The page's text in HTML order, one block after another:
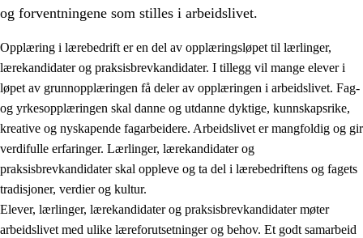
3. Prinsipper for skolens praksis
og forventningene som stilles i arbeidslivet.
Opplæring i lærebedrift er en del av opplæringsløpet til lærlinger,
lærekandidater og praksisbrevkandidater. I tillegg vil mange elever i
løpet av grunnopplæringen få deler av opplæringen i arbeidslivet. Fag-
og yrkesopplæringen skal danne og utdanne dyktige, kunnskapsrike,
kreative og nyskapende fagarbeidere. Arbeidslivet er mangfoldig og gir
verdifulle erfaringer. Lærlinger, lærekandidater og
praksisbrevkandidater skal oppleve og ta del i lærebedriftens og fagets
tradisjoner, verdier og kultur.
Elever, lærlinger, lærekandidater og praksisbrevkandidater møter
arbeidslivet med ulike læreforutsetninger og behov. Et godt samarbeid